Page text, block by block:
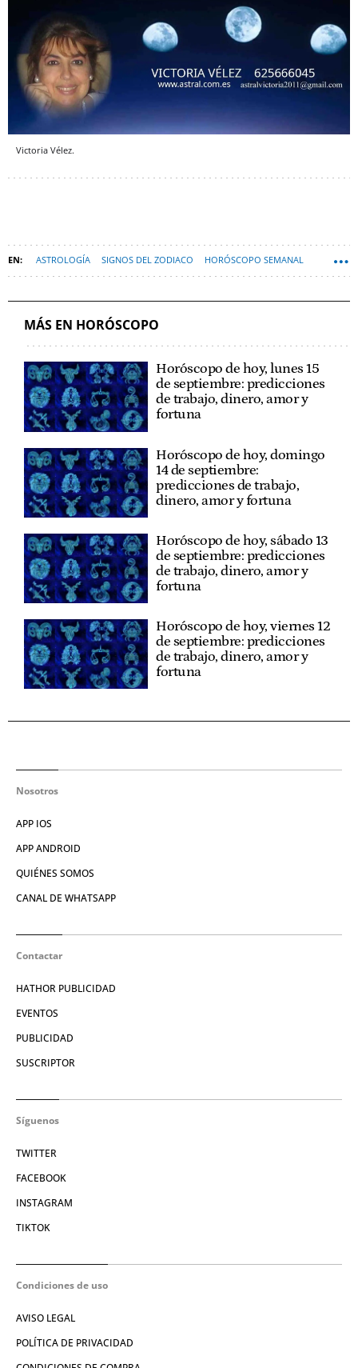
Victoria Vélez.
ASTROLOGÍA SIGNOS DEL ZODIACO HORÓSCOPO SEMANAL
ENERO
MÁS EN HORÓSCOPO
Horóscopo de hoy, lunes 15
de septiembre: predicciones
de trabajo, dinero, amor y
fortuna
Horóscopo de hoy, domingo
14 de septiembre:
predicciones de trabajo,
dinero, amor y fortuna
Horóscopo de hoy, sábado 13
de septiembre: predicciones
de trabajo, dinero, amor y
fortuna
Horóscopo de hoy, viernes 12
de septiembre: predicciones
de trabajo, dinero, amor y
fortuna
Nosotros
APP IOS
APP ANDROID
QUIÉNES SOMOS
CANAL DE WHATSAPP
Contactar
HATHOR PUBLICIDAD
EVENTOS
PUBLICIDAD
SUSCRIPTOR
Síguenos
TWITTER
FACEBOOK
INSTAGRAM
TIKTOK
Condiciones de uso
AVISO LEGAL
POLÍTICA DE PRIVACIDAD